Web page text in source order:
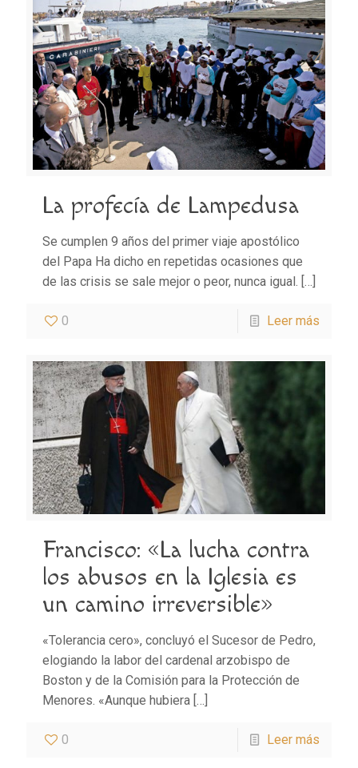
La profecía de Lampedusa
Se cumplen 9 años del primer viaje apostólico
del Papa Ha dicho en repetidas ocasiones que
de las crisis se sale mejor o peor, nunca igual. […]
0 Leer más
Francisco: «La lucha contra
los abusos en la Iglesia es
un camino irreversible»
«Tolerancia cero», concluyó el Sucesor de Pedro,
elogiando la labor del cardenal arzobispo de
Boston y de la Comisión para la Protección de
Menores. «Aunque hubiera […]
0 Leer más